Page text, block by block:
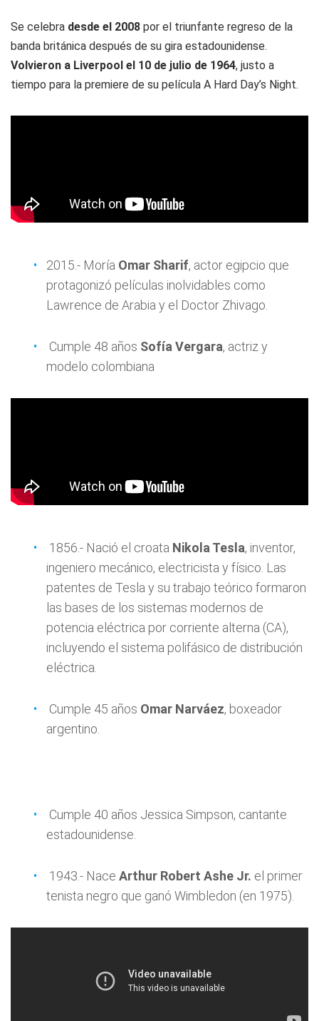
Se celebra desde el 2008 por el triunfante regreso de la
banda británica después de su gira estadounidense.
Volvieron a Liverpool el 10 de julio de 1964, justo a
tiempo para la premiere de su película A Hard Day’s Night.
2015.- Moría Omar Sharif, actor egipcio que
protagonizó películas inolvidables como
Lawrence de Arabia y el Doctor Zhivago.
Cumple 48 años Sofía Vergara, actriz y
modelo colombiana
1856.- Nació el croata Nikola Tesla, inventor,
ingeniero mecánico, electricista y físico. Las
patentes de Tesla y su trabajo teórico formaron
las bases de los sistemas modernos de
potencia eléctrica por corriente alterna (CA),
incluyendo el sistema polifásico de distribución
eléctrica.
Cumple 45 años Omar Narváez, boxeador
argentino.
Cumple 40 años Jessica Simpson, cantante
estadounidense.
1943.- Nace Arthur Robert Ashe Jr. el primer
tenista negro que ganó Wimbledon (en 1975).